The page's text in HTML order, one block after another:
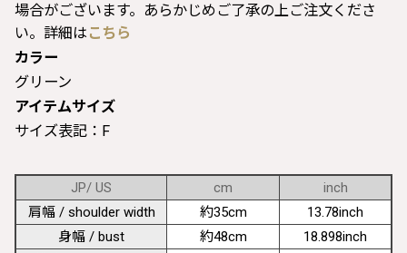
場合がございます。あらかじめご了承の上ご注文くださ
い。詳細は こちら
カラー
グリーン
アイテムサイズ
サイズ表記：F
JP/ US cm
inch
肩幅 / shoulder width
約35cm
13.78inch
身幅 / bust
約48cm
18.898inch